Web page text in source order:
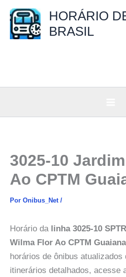
para
HORÁRIO
BRASIL
3025-10
Ao CPTM
Por Onibus_Net /
Horário da linha 3025-10
Wilma Flor Ao CPTM
horários de ônibus atualizados
itinerários detalhados, acesse